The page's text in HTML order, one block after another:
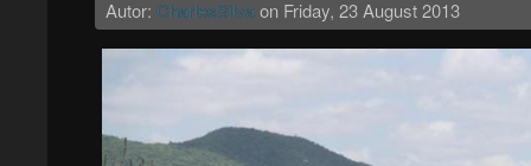
Autor: CharlesSilvaon Friday, 23 August 2013